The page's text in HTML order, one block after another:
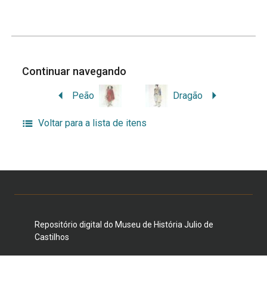
Continuar navegando
Peão Dragão
Voltar para a lista de itens
Repositório digital do Museu de História Julio de
Castilhos